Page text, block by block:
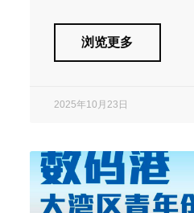
浏览更多
2025年10月23日